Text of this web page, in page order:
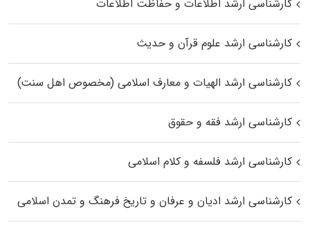
کارشناسی ارشد اطلاعات و حفاظت اطلاعات
کارشناسی ارشد علوم قرآن و حدیث
کارشناسی ارشد الهیات و معارف اسلامی (مخصوص اهل سنت)
کارشناسی ارشد فقه و حقوق
کارشناسی ارشد فلسفه و کلام اسلامی
کارشناسی ارشد ادیان و عرفان و تاریخ فرهنگ و تمدن اسلامی